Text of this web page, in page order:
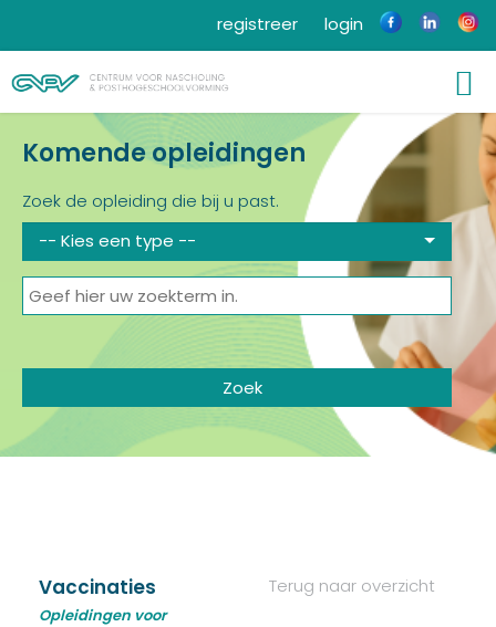
login
registreer
Komende opleidingen
Zoek de opleiding die bij u past.
-- Kies een type --
Terug naar overzicht
Vaccinaties
Opleidingen voor